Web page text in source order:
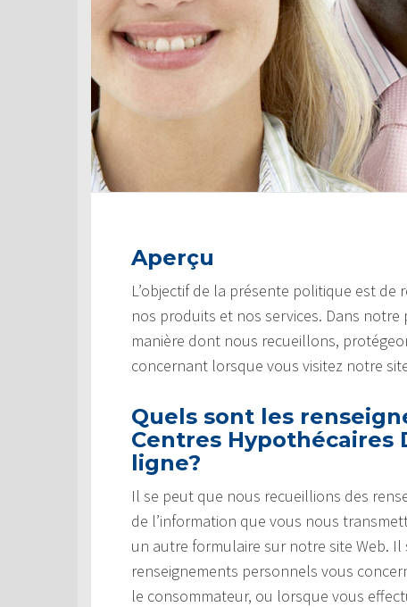
Aperçu
L’objectif de la présente politique est
nos produits et nos services. Dans
manière dont nous recueillons,
concernant lorsque vous visitez notre
Quels sont les
Centres
ligne?
Il se peut que nous recueillions des
de l’information que vous nous
un autre formulaire sur notre site Web.
renseignements personnels vous
le consommateur, ou lorsque vous